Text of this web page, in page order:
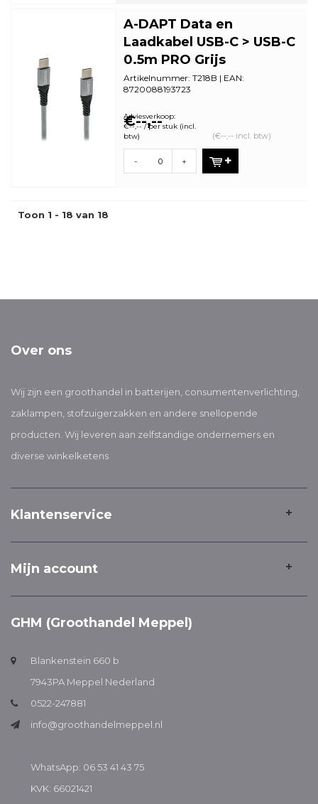
A-DAPT Data en
Laadkabel USB-C > USB-C
0.5m PRO Grijs
Artikelnummer: T218B | EAN:
8720088193723
€--,--
Adviesverkoop:
€--,-- / per stuk (incl.
btw)
(€--,-- incl. btw)
- +
Toon 1 - 18 van 18
Over ons
Wij zijn een groothandel in batterijen, consumentenverlichting,
zaklampen, stofzuigerzakken en andere snellopende
producten. Wij leveren aan zelfstandige ondernemers en
diverse winkelketens
Klantenservice
Mijn account
GHM (Groothandel Meppel)
Blankenstein 660 b
7943PA Meppel Nederland
0522-247881
info@groothandelmeppel.nl
WhatsApp: 06 53 41 43 75
KVK: 66021421